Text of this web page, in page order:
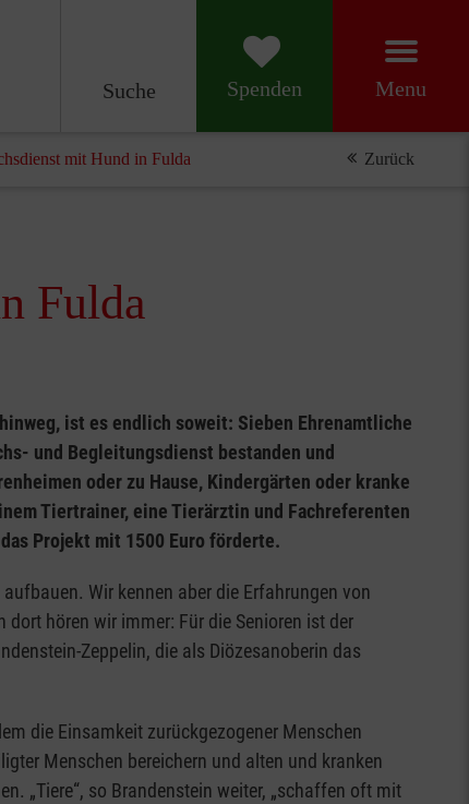
Suche Spenden Menu
mit Hund in Fulda Zurück
Fulda
ist es endlich soweit: Sieben Ehrenamtliche
und Begleitungsdienst bestanden und
oder zu Hause, Kindergärten oder kranke
Tiertrainer, eine Tierärztin und Fachreferenten
Projekt mit 1500 Euro förderte.
Wir kennen aber die Erfahrungen von
hören wir immer: Für die Senioren ist der
Zeppelin, die als Diözesanoberin das
die Einsamkeit zurückgezogener Menschen
Menschen bereichern und alten und kranken
„Tiere“, so Brandenstein weiter, „schaffen oft mit